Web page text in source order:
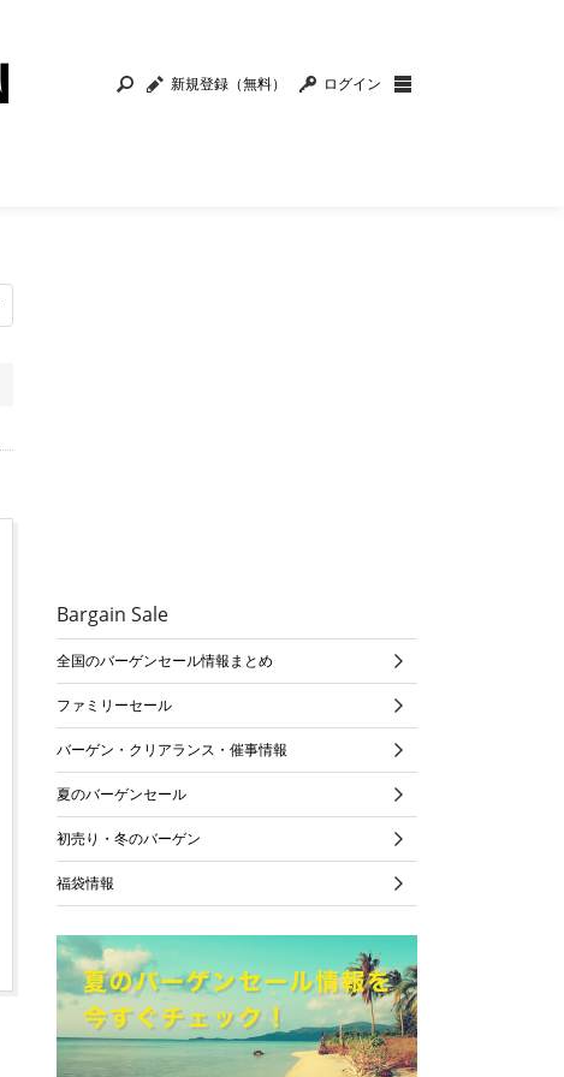
新規登録（無料） ログイン
Bargain Sale
全国のバーゲンセール情報まとめ
ファミリーセール
バーゲン・クリアランス・催事情報
夏のバーゲンセール
初売り・冬のバーゲン
福袋情報